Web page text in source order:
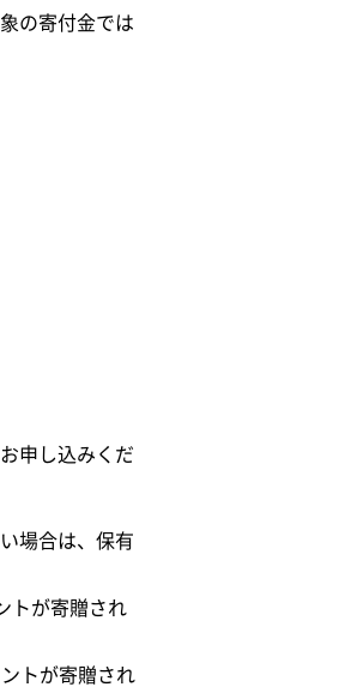
の寄付金では
申し込みくだ
場合は、保有
トが寄贈され
トが寄贈され